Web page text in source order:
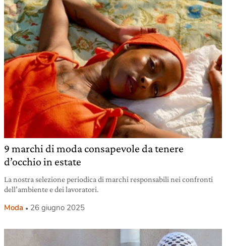
9 marchi di moda consapevole da tenere
d’occhio in estate
La nostra selezione periodica di marchi responsabili nei confronti
dell’ambiente e dei lavoratori.
Moda 26 giugno 2025